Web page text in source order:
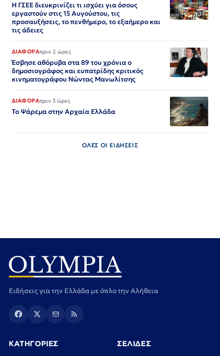
Η ΓΣΕΕ διευκρινίζει τι ισχύει για όσους
εργαστούν στις 15 Αυγούστου, τις
προσαυξήσεις, το πενθήμερο, το εξαήμερο και
τις άδειες
ΔΙΑΦΟΡΑπριν 2 ώρες
Έσβησε αθόρυβα στα 89 του χρόνια ο
δημοσιογράφος και ευπατρίδης κριτικός
κινηματογράφου Νώντας Μανωλίτσης
ΔΙΑΦΟΡΑπριν 3 ώρες
Το Ψάρεμα στην Αρχαία Ελλάδα
ΟΛΕΣ ΟΙ ΕΙΔΗΣΕΙΣ
Ειδήσεις για την Ελλάδα με όπλο την Αλήθεια
ΚΑΤΗΓΟΡΙΕΣ ΣΕΛΙΔΕΣ